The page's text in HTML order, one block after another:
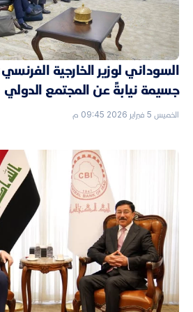
السوداني لوزير الخارجية
جسيمة نيابةً عن المجتمع الدولي
الخميس 5 فبراير 2026 09:45 م